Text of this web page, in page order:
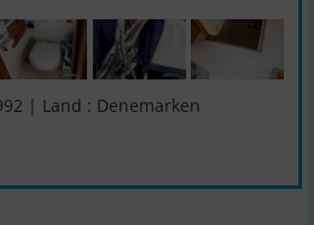
| Land : Denemarken